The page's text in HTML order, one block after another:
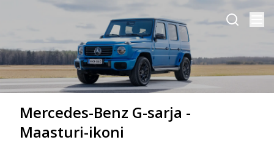
Mercedes-Benz G-sarja -
Maasturi-ikoni